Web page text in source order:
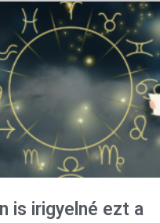
is irigyelné ezt a